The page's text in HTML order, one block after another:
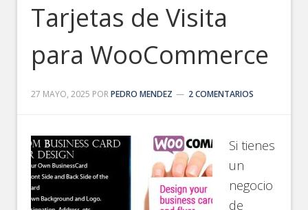
Tarjetas de Visita
para WooCommerce
27 MAYO, 2025 PORPEDRO MENDEZ 2 COMENTARIOS
Si tienes
un
negocio
de